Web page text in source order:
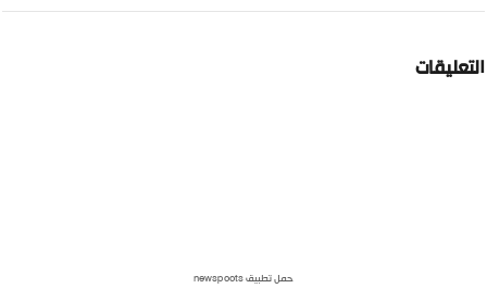
حمل تطبيق newspoots